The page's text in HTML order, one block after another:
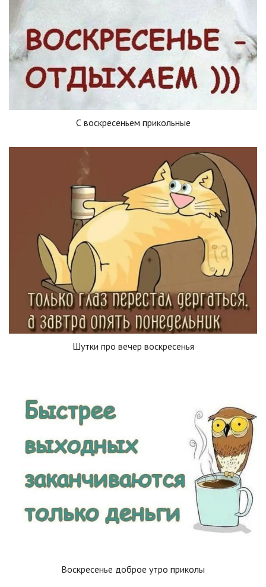
С воскресеньем прикольные
Шутки про вечер воскресенья
Воскресенье доброе утро приколы